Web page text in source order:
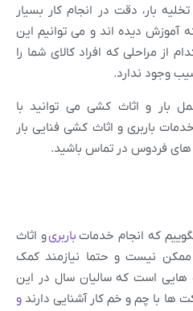
بار، دقت در انجام کار بسیار
آموزش دیده اند و می توانیم این
از مراحلی که افراد کالای شما را
وجود ندارد.
بار و اثاث کشی می توانید با
باربری و اثاث کشی فنایی بار
های فردوس در تماس باشید.
که انجام خدمات باربریو اثاث
نیست و حتما نیازمند کمک
هایی است که سالیان سال در این
ها با چم و خم کار آشنایی دارند و